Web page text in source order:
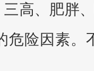
高、肥胖
危险因素